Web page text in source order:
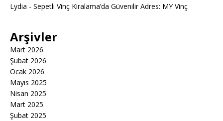
Lydia - Sepetli Vinç Kiralama’da Güvenilir Adres: MY Vinç
Arşivler
Mart 2026
Şubat 2026
Ocak 2026
Mayıs 2025
Nisan 2025
Mart 2025
Şubat 2025